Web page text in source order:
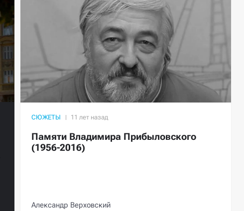
СЮЖЕТЫ
Памяти Владимира Прибыловского
(1956-2016)
Александр Верховский